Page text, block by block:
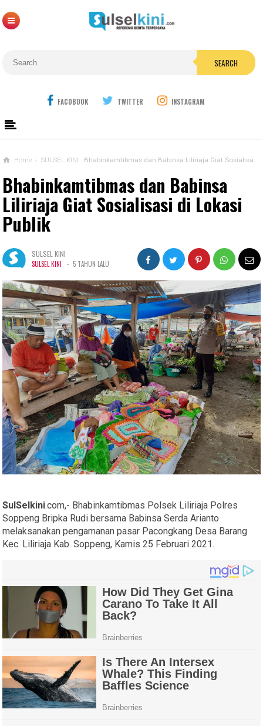
SEARCH
FACOBOOK TWITTER INSTAGRAM
Home › SULSEL KINI Bhabinkamtibmas dan Babinsa Liliriaja Giat Sosialisasi di Lokasi Publik
Bhabinkamtibmas dan Babinsa
Liliriaja Giat Sosialisasi di Lokasi
Publik
SULSEL KINI
SULSEL KINI - 5 TAHUN LALU
SulSelkini.com,- Bhabinkamtibmas Polsek Liliriaja Polres
Soppeng Bripka Rudi bersama Babinsa Serda Arianto
melaksanakan pengamanan pasar Pacongkang Desa Barang
Kec. Liliriaja Kab. Soppeng, Kamis 25 Februari 2021.